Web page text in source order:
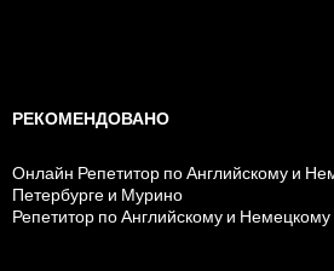
РЕКОМЕНДОВАНО
Онлайн Репетитор по Английскому и
Петербурге и Мурино
Репетитор по Английскому и